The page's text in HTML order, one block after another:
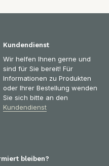
Kundendienst
Wir helfen Ihnen gerne und
sind für Sie bereit! Für
Informationen zu Produkten
oder Ihrer Bestellung wenden
Sie sich bitte an den
Kundendienst
bleiben?